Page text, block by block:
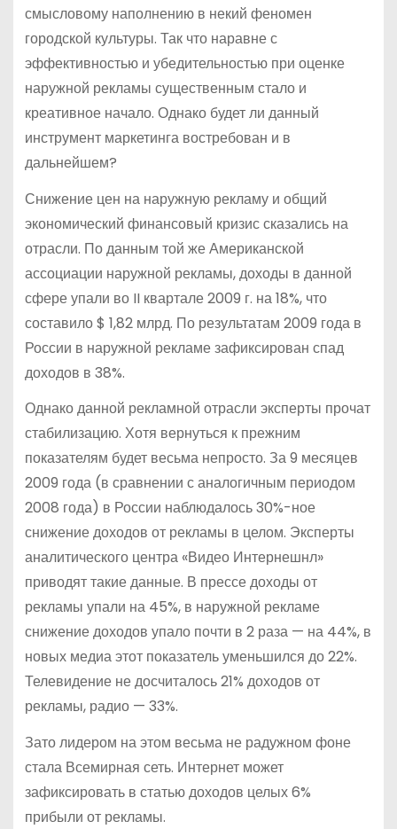
смысловому наполнению в некий феномен
городской культуры. Так что наравне с
эффективностью и убедительностью при оценке
наружной рекламы существенным стало и
креативное начало. Однако будет ли данный
инструмент маркетинга востребован и в
дальнейшем?
Снижение цен на наружную рекламу и общий
экономический финансовый кризис сказались на
отрасли. По данным той же Американской
ассоциации наружной рекламы, доходы в данной
сфере упали во II квартале 2009 г. на 18%, что
составило $ 1,82 млрд. По результатам 2009 года в
России в наружной рекламе зафиксирован спад
доходов в 38%.
Однако данной рекламной отрасли эксперты прочат
стабилизацию. Хотя вернуться к прежним
показателям будет весьма непросто. За 9 месяцев
2009 года (в сравнении с аналогичным периодом
2008 года) в России наблюдалось 30%-ное
снижение доходов от рекламы в целом. Эксперты
аналитического центра «Видео Интернешнл»
приводят такие данные. В прессе доходы от
рекламы упали на 45%, в наружной рекламе
снижение доходов упало почти в 2 раза — на 44%, в
новых медиа этот показатель уменьшился до 22%.
Телевидение не досчиталось 21% доходов от
рекламы, радио — 33%.
Зато лидером на этом весьма не радужном фоне
стала Всемирная сеть. Интернет может
зафиксировать в статью доходов целых 6%
прибыли от рекламы.